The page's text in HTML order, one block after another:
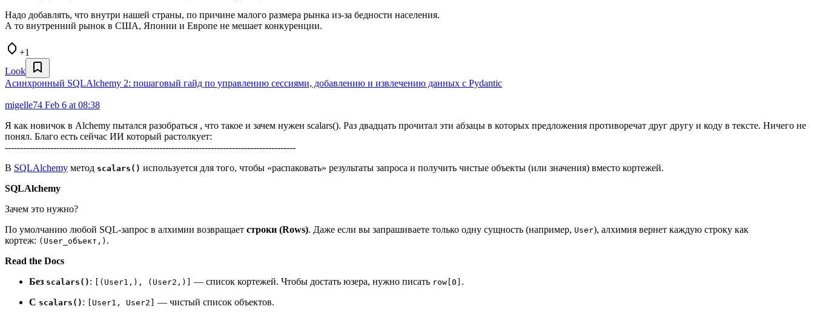
Надо добавлять, что внутри нашей страны, по причине малого размера рынка из-за бедности населения.
А то внутренний рынок в США, Японии и Европе не мешает конкуренции.
+1
Look
Асинхронный SQLAlchemy 2: пошаговый гайд по управлению сессиями, добавлению и извлечению данных с Pydantic
migelle74 Feb 6 at 08:38
Я как новичок в Alchemy пытался разобраться , что такое и зачем нужен scalars(). Раз двадцать прочитал эти абзацы в которых предложения противоречат друг другу и коду в тексте. Ничего не
понял. Благо есть сейчас ИИ который растолкует:
------------------------------------------------------------------------------------------------
В SQLAlchemy метод scalars() используется для того, чтобы «распаковать» результаты запроса и получить чистые объекты (или значения) вместо кортежей.
SQLAlchemy
Зачем это нужно?
По умолчанию любой SQL-запрос в алхимии возвращает строки (Rows). Даже если вы запрашиваете только одну сущность (например, User), алхимия вернет каждую строку как
кортеж: (User_объект,) .
Read the Docs
Без scalars() : [(User1,), (User2,)] — список кортежей. Чтобы достать юзера, нужно писать row[0] .
С scalars() : [User1, User2]
— чистый список объектов.